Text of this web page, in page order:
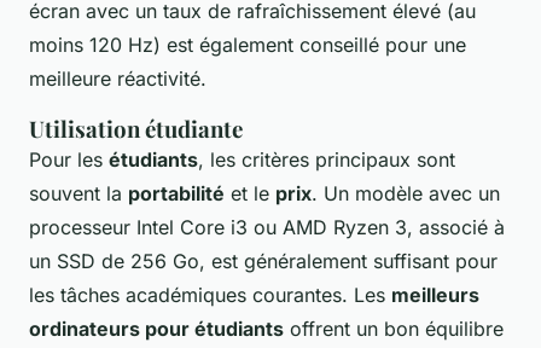
écran avec un taux de rafraîchissement élevé (au
moins 120 Hz) est également conseillé pour une
meilleure réactivité.
Utilisation étudiante
Pour les étudiants, les critères principaux sont
souvent la portabilité et le prix. Un modèle avec un
processeur Intel Core i3 ou AMD Ryzen 3, associé à
un SSD de 256 Go, est généralement suffisant pour
les tâches académiques courantes. Les meilleurs
ordinateurs pour étudiants offrent un bon équilibre